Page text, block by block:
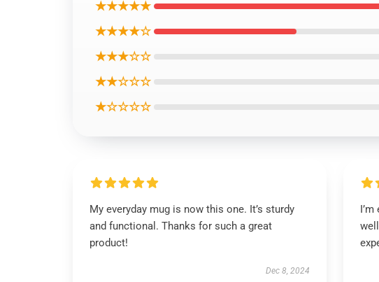
★★★★★
★★★★☆
★★★☆☆
★★☆☆☆
★☆☆☆☆
My everyday mug is now this one. It’s sturdy
and functional. Thanks for such a great
product!
Dec 8, 2024